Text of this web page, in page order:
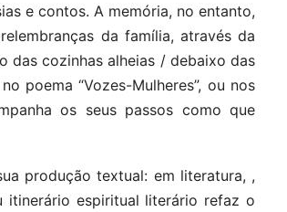
e contos. A memória, no entanto,
da família, através da
das cozinhas alheias / debaixo das
poema “Vozes-Mulheres”, ou nos
os seus passos como que
produção textual: em literatura, ,
itinerário espiritual literário refaz o